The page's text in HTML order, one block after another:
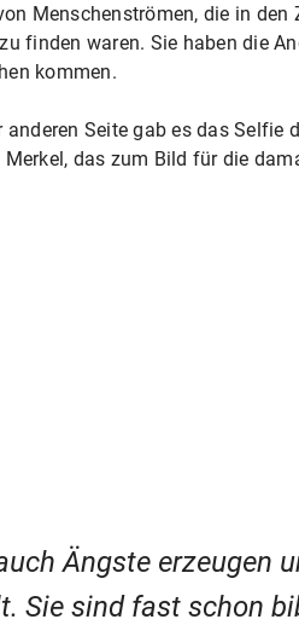
Menschenströmen, die in
finden waren. Sie haben die
kommen.
anderen Seite gab es das
Merkel, das zum Bild für die
Ängste erzeugen
Sie sind fast schon